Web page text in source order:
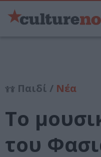
Παιδί / Νέα
Το
του